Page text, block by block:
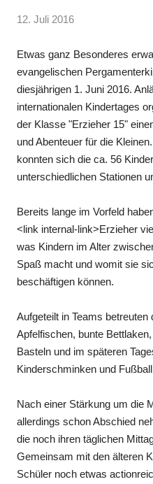
12. Juli 2016
Etwas ganz Besonderes
evangelischen
diesjährigen 1. Juni 2016.
internationalen Kindertages
der Klasse "Erzieher 15"
und Abenteuer für die
konnten sich die ca. 56
unterschiedlichen Stationen
Bereits lange im Vorfeld
<link internal-link>Erzieher
was Kindern im Alter
Spaß macht und womit sie
beschäftigen können.
Aufgeteilt in Teams
Apfelfischen, bunte
Basteln und im späteren
Kinderschminken und
Nach einer Stärkung um die
allerdings schon Abschied
die noch ihren täglichen
Gemeinsam mit den älteren
Schüler noch etwas